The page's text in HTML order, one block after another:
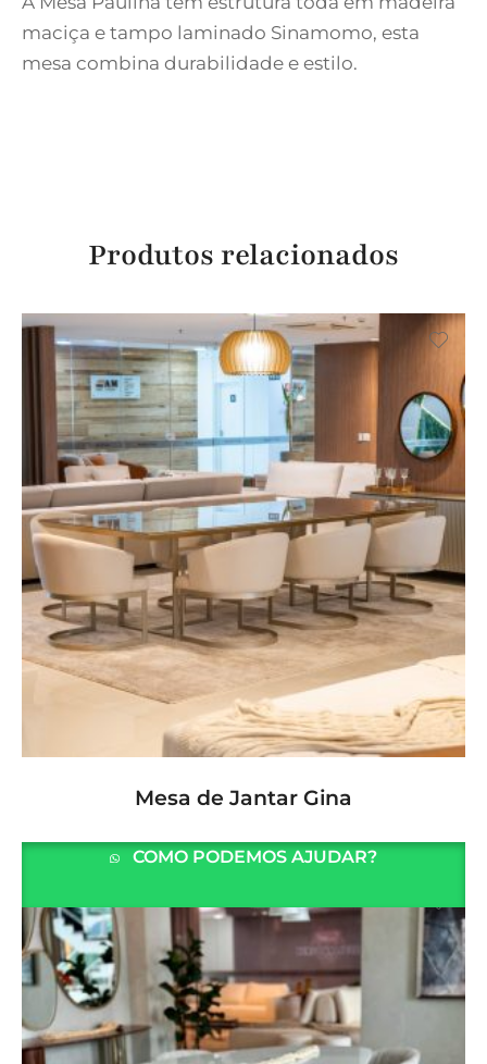
maciça e tampo laminado Sinamomo, esta
mesa combina durabilidade e estilo.
Produtos relacionados
LER MAIS
Mesa de Jantar Gina
COMO PODEMOS AJUDAR?